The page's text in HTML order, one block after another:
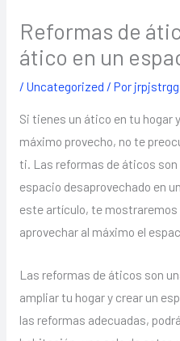
Reformas de
ático en un
/ Uncategorized / Por jrpjstrgg
Si tienes un ático en tu hogar
máximo provecho, no te
ti. Las reformas de áticos
espacio desaprovechado en
este artículo, te
aprovechar al máximo el
Las reformas de áticos son
ampliar tu hogar y crear un
las reformas adecuadas,